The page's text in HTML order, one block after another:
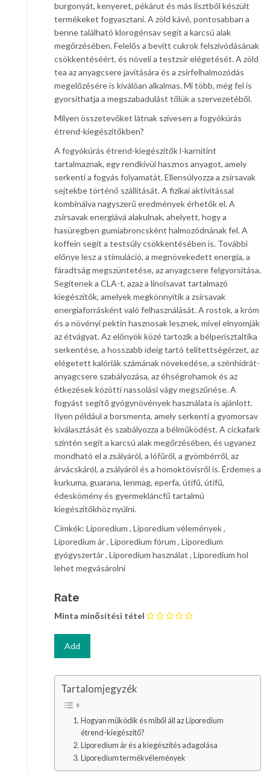
burgonyát, kenyeret, pékárut és más lisztből készült
termékeket fogyasztani. A zöld kávé, pontosabban a
benne található klorogénsav segít a karcsú alak
megőrzésében. Felelős a bevitt cukrok felszívódásának
csökkentéséért, és növeli a testzsír elégetését. A zöld
tea az anyagcsere javítására és a zsírfelhalmozódás
megelőzésére is kiválóan alkalmas. Mi több, még fel is
gyorsíthatja a megszabadulást tőlük a szervezetéből.
Milyen összetevőket látnak szívesen a fogyókúrás
étrend-kiegészítőkben?
A fogyókúrás étrend-kiegészítők l-karnitint
tartalmaznak, egy rendkívül hasznos anyagot, amely
serkenti a fogyás folyamatát. Ellensúlyozza a zsírsavak
sejtekbe történő szállítását. A fizikai aktivitással
kombinálva nagyszerű eredmények érhetők el. A
zsírsavak energiává alakulnak, ahelyett, hogy a
hasüregben gumiabroncsként halmozódnának fel. A
koffein segít a testsúly csökkentésében is. További
előnye lesz a stimuláció, a megnövekedett energia, a
fáradtság megszüntetése, az anyagcsere felgyorsítása.
Segítenek a CLA-t, azaz a linolsavat tartalmazó
kiegészítők, amelyek megkönnyítik a zsírsavak
energiaforrásként való felhasználását. A rostok, a króm
és a növényi pektin hasznosak lesznek, mivel elnyomják
az étvágyat. Az előnyök közé tartozik a bélperisztaltika
serkentése, a hosszabb ideig tartó telítettségérzet, az
elégetett kalóriák számának növekedése, a szénhidrát-
anyagcsere szabályozása, az éhségrohamok és az
étkezések közötti nassolási vágy megszűnése. A
fogyást segítő gyógynövények használata is ajánlott.
Ilyen például a borsmenta, amely serkenti a gyomorsav
kiválasztását és szabályozza a bélműködést. A cickafark
szintén segít a karcsú alak megőrzésében, és ugyanez
mondható el a zsályáról, a lófűről, a gyömbérről, az
árvácskáról, a zsályáról és a homoktövisről is. Érdemes a
kurkuma, guarana, lenmag, eperfa, útifű, útifű,
édeskömény és gyermekláncfű tartalmú
kiegészítőkhöz nyúlni.
Címkék: Liporedium , Liporedium vélemények ,
Liporedium ár , Liporedium fórum , Liporedium
gyógyszertár , Liporedium használat , Liporedium hol
lehet megvásárolni
Rate
Minta minősítési tétel
Tartalomjegyzék
Hogyan működik és miből áll az Liporedium
étrend-kiegészítő?
Liporedium ár és a kiegészítés adagolása
Liporedium termékvélemények